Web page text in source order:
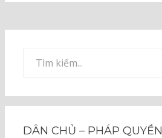
kiếm
DÂN CHỦ – PHÁP QUYỀN